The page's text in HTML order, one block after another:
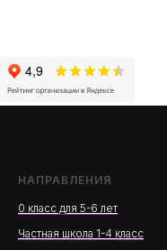
НАПРАВЛЕНИЯ
0 класс для 5-6 лет
Частная школа 1-4 класс